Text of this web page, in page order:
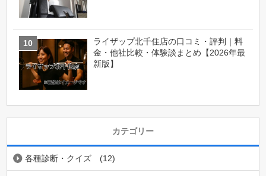
ライザップ北千住店の口コミ・評判｜料
金・他社比較・体験談まとめ【2026年最
新版】
カテゴリー
各種診断・クイズ (12)